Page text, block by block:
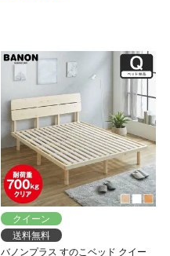
クイーン
送料無料
バノンプラス すのこベッド クイー